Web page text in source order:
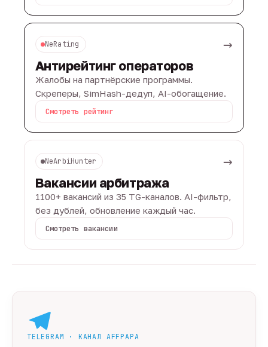
NeRating →
Антирейтинг операторов
Жалобы на партнёрские программы.
Скреперы, SimHash-дедуп, AI-обогащение.
Смотреть рейтинг
NeArbiHunter →
Вакансии арбитража
1100+ вакансий из 35 TG-каналов. AI-фильтр,
без дублей, обновление каждый час.
Смотреть вакансии
TELEGRAM · КАНАЛ AFFPAPA